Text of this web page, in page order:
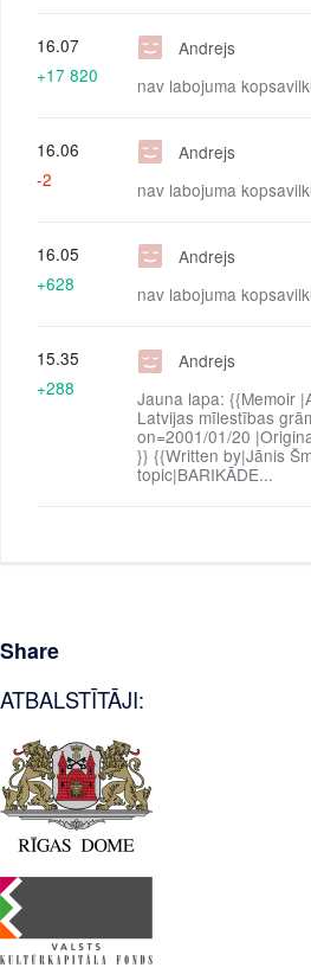
Andrejs
nav labojuma
16.07
+17 820
Andrejs
nav labojuma
16.06
-2
Andrejs
nav labojuma
16.05
+628
Andrejs
Jauna lapa: {{Memoir
Latvijas mīlestības
on=2001/01/20
}} {{Written by|Jānis
topic|BARIKĀDE...
15.35
+288
Share
ATBALSTĪTĀJI: